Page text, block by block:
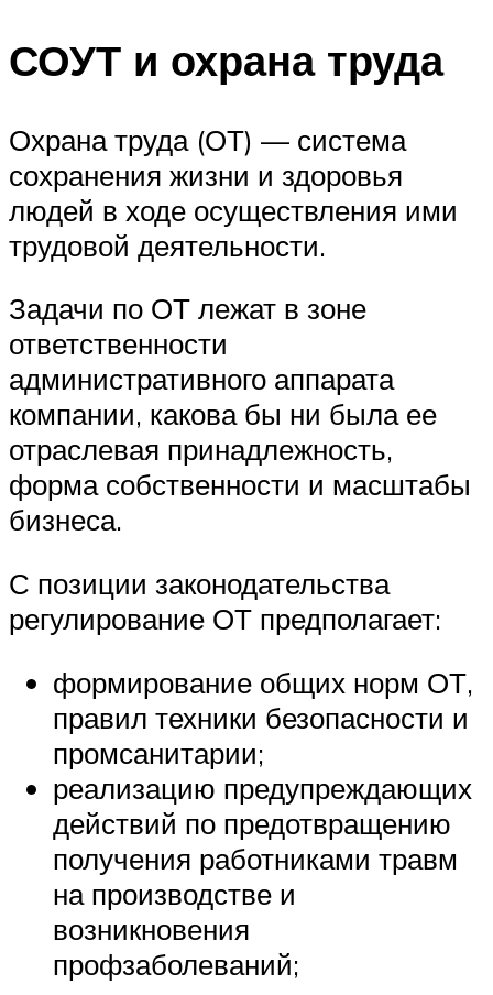
СОУТ и охрана труда
Охрана труда (ОТ) — система
сохранения жизни и здоровья
людей в ходе осуществления ими
трудовой деятельности.
Задачи по ОТ лежат в зоне
ответственности
административного аппарата
компании, какова бы ни была ее
отраслевая принадлежность,
форма собственности и масштабы
бизнеса.
С позиции законодательства
регулирование ОТ предполагает:
формирование общих норм ОТ,
правил техники безопасности и
промсанитарии;
реализацию предупреждающих
действий по предотвращению
получения работниками травм
на производстве и
возникновения
профзаболеваний;